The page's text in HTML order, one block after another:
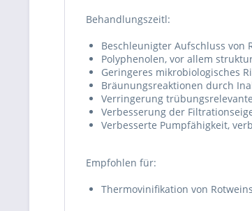
Behandlungszeitl:
Beschleunigter Aufschluss von
Polyphenolen, vor allem
Geringeres mikrobiologisches
Bräunungsreaktionen durch
Verringerung
Verbesserung der
Verbesserte Pumpfähigkeit,
Empfohlen für:
Thermovinifikation von